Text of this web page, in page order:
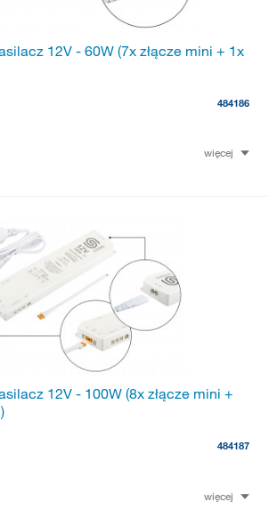
12V - 60W (7x złącze mini + 1x
484186
więcej
12V - 100W (8x złącze mini +
484187
więcej